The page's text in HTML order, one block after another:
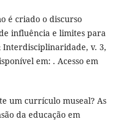
é criado o discurso
influência e limites para
Interdisciplinaridade, v. 3,
em: . Acesso em
um currículo museal? As
da educação em